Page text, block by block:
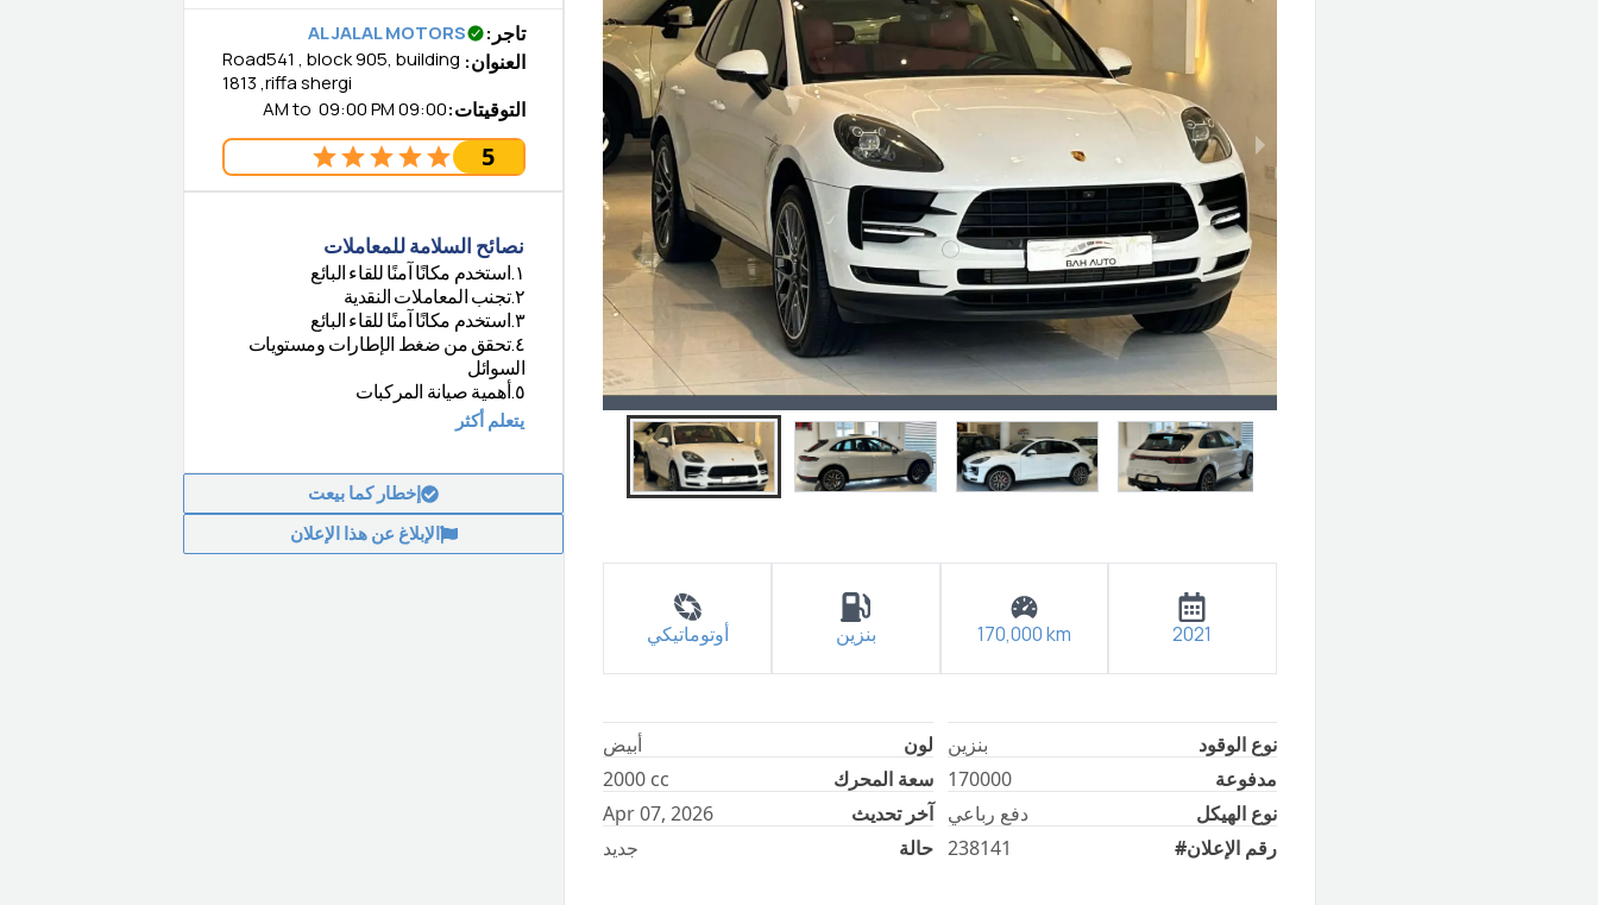
2021
170,000km بنزين أوتوماتيكي
نوع الوقود
بنزين
مدفوعة
170000
نوع الهيكل
دفع رباعي
رقم الإعلان#
238141
لون
أبيض
سعة المحرك
2000 cc
آخر تحديث
Apr 07, 2026
حالة
جديد
تاجر :
AL JALAL MOTORS
العنوان:
Road541 , block 905, building
1813 ,riffa shergi
التوقيتات:
09:00 AM
to 09:00 PM
5
نصائح السلامة للمعاملات
١.استخدم مكانًا آمنًا للقاء البائع
٢.تجنب المعاملات النقدية
٣.استخدم مكانًا آمنًا للقاء البائع
٤.تحقق من ضغط الإطارات ومستويات
السوائل
٥.أهمية صيانة المركبات
يتعلم أكثر
إخطار كما بيعت
الإبلاغ عن هذا الإعلان